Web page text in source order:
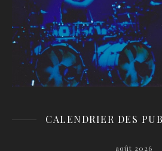
CALENDRIER DES
août 2026